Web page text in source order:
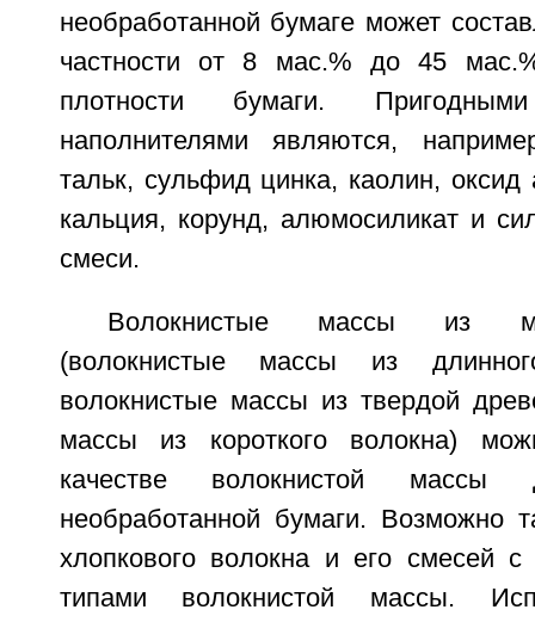
необработанной бумаге может
частности от 8 мас.% до 45
плотности бумаги.
наполнителями являются,
тальк, сульфид цинка, каолин,
кальция, корунд, алюмосиликат и
смеси.
Волокнистые массы из
(волокнистые массы из
волокнистые массы из твердой
массы из короткого волокна)
качестве волокнистой массы
необработанной бумаги. Возможно
хлопкового волокна и его смесей
типами волокнистой массы.